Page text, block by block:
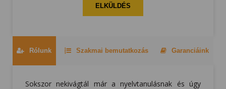
Rólunk Szakmai bemutatkozás Garanciáink
Sokszor nekivágtál már a nyelvtanulásnak és úgy